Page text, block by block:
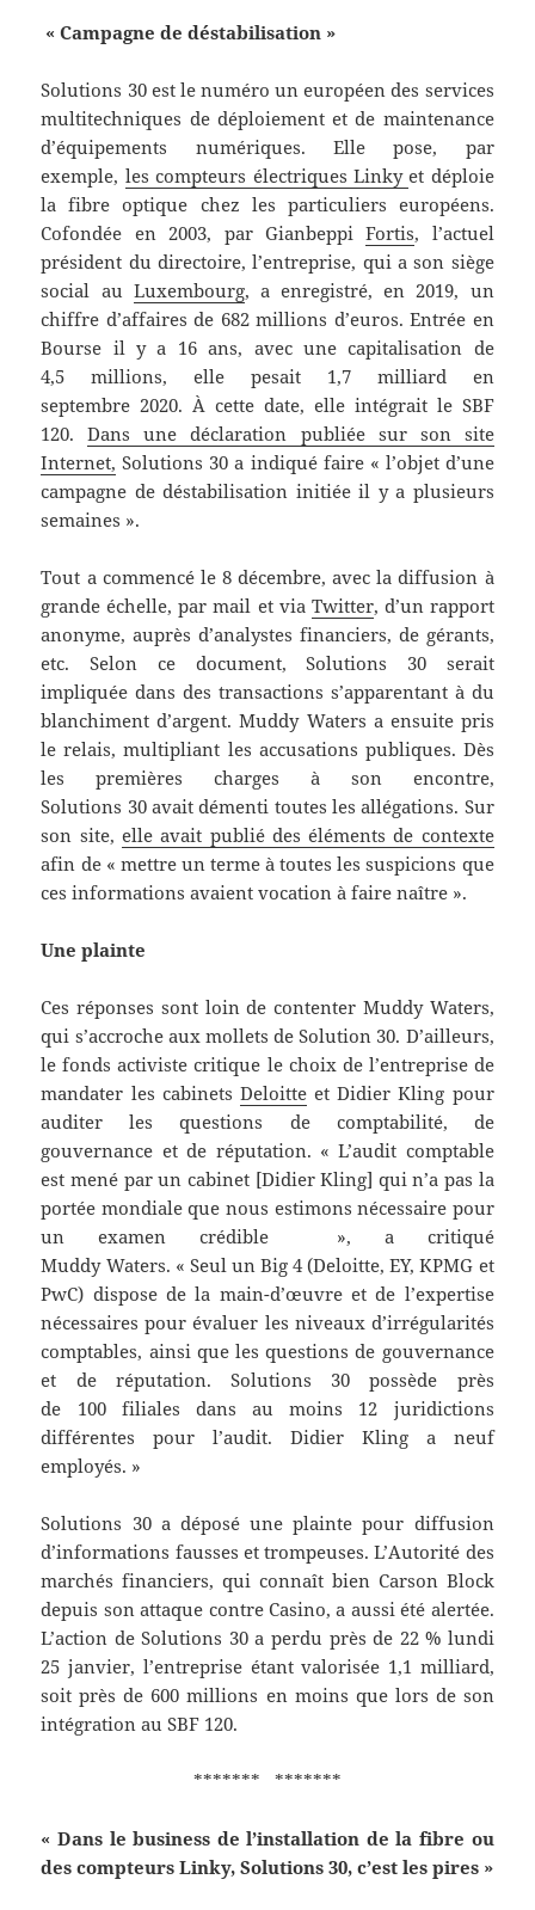
« Campagne de déstabilisation »
Solutions 30 est le numéro un européen des services
multitechniques de déploiement et de maintenance
d’équipements numériques. Elle pose, par
exemple, les compteurs électriques Linkyet déploie
la fibre optique chez les particuliers européens.
Cofondée en 2003, par GianbeppiFortis, l’actuel
président du directoire, l’entreprise, qui a son siège
social au Luxembourg, a enregistré, en 2019, un
chiffre d’affaires de 682 millions d’euros. Entrée en
Bourse il y a 16 ans, avec une capitalisation de
4,5 millions, elle pesait 1,7 milliard en
septembre 2020. À cette date, elle intégrait le SBF
120.Dans une déclaration publiée sur son site
Internet, Solutions 30 a indiqué faire « l’objet d’une
campagne de déstabilisation initiée il y a plusieurs
semaines ».
Tout a commencé le 8 décembre, avec la diffusion à
grande échelle, par mail et via Twitter, d’un rapport
anonyme, auprès d’analystes financiers, de gérants,
etc. Selon ce document, Solutions 30 serait
impliquée dans des transactions s’apparentant à du
blanchiment d’argent. Muddy Waters a ensuite pris
le relais, multipliant les accusations publiques. Dès
les premières charges à son encontre,
Solutions 30 avait démenti toutes les allégations. Sur
son site, elle avait publié des éléments de contexte
afin de « mettre un terme à toutes les suspicions que
ces informations avaient vocation à faire naître ».
Une plainte
Ces réponses sont loin de contenter Muddy Waters,
qui s’accroche aux mollets de Solution 30. D’ailleurs,
le fonds activiste critique le choix de l’entreprise de
mandater les cabinets Deloitteet Didier Kling pour
auditer les questions de comptabilité, de
gouvernance et de réputation. « L’audit comptable
est mené par un cabinet [Didier Kling] qui n’a pas la
portée mondiale que nous estimons nécessaire pour
un examen crédible », a critiqué
Muddy Waters. « Seul un Big 4 (Deloitte, EY, KPMG et
PwC) dispose de la main-d’œuvre et de l’expertise
nécessaires pour évaluer les niveaux d’irrégularités
comptables, ainsi que les questions de gouvernance
et de réputation. Solutions 30 possède près
de 100 filiales dans au moins 12 juridictions
différentes pour l’audit. Didier Kling a neuf
employés. »
Solutions 30 a déposé une plainte pour diffusion
d’informations fausses et trompeuses. L’Autorité des
marchés financiers, qui connaît bien Carson Block
depuis son attaque contre Casino, a aussi été alertée.
L’action de Solutions 30 a perdu près de 22 % lundi
25 janvier, l’entreprise étant valorisée 1,1 milliard,
soit près de 600 millions en moins que lors de son
intégration au SBF 120.
******* *******
« Dans le business de l’installation de la fibre ou
des compteurs Linky, Solutions 30, c’est les pires »